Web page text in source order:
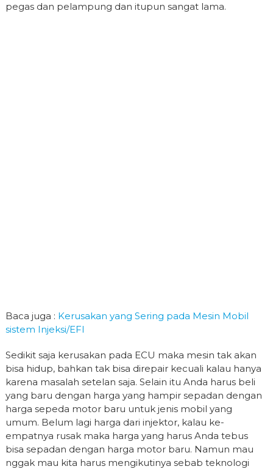
pegas dan pelampung dan itupun sangat lama.
Baca juga : Kerusakan yang Sering pada Mesin Mobil
sistem Injeksi/EFI
Sedikit saja kerusakan pada ECU maka mesin tak akan
bisa hidup, bahkan tak bisa direpair kecuali kalau hanya
karena masalah setelan saja. Selain itu Anda harus beli
yang baru dengan harga yang hampir sepadan dengan
harga sepeda motor baru untuk jenis mobil yang
umum. Belum lagi harga dari injektor, kalau ke-
empatnya rusak maka harga yang harus Anda tebus
bisa sepadan dengan harga motor baru. Namun mau
nggak mau kita harus mengikutinya sebab teknologi